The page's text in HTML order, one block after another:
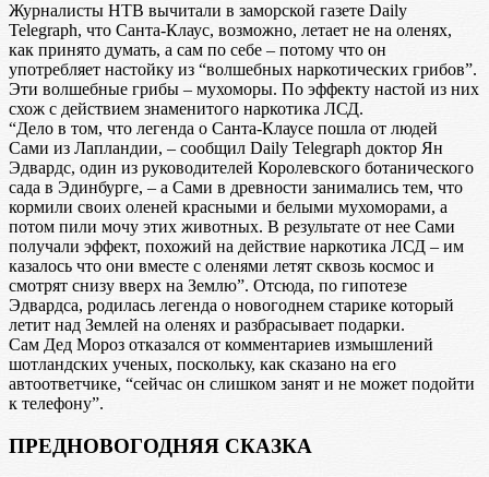
Журналисты НТВ вычитали в заморской газете Daily
Telegraph, что Санта-Клаус, возможно, летает не на оленях,
как принято думать, а сам по себе – потому что он
употребляет настойку из “волшебных наркотических грибов”.
Эти волшебные грибы – мухоморы. По эффекту настой из них
схож с действием знаменитого наркотика ЛСД.
“Дело в том, что легенда о Санта-Клаусе пошла от людей
Сами из Лапландии, – сообщил Daily Telegraph доктор Ян
Эдвардс, один из руководителей Королевского ботанического
сада в Эдинбурге, – а Сами в древности занимались тем, что
кормили своих оленей красными и белыми мухоморами, а
потом пили мочу этих животных. В результате от нее Сами
получали эффект, похожий на действие наркотика ЛСД – им
казалось что они вместе с оленями летят сквозь космос и
смотрят снизу вверх на Землю”. Отсюда, по гипотезе
Эдвардса, родилась легенда о новогоднем старике который
летит над Землей на оленях и разбрасывает подарки.
Сам Дед Мороз отказался от комментариев измышлений
шотландских ученых, поскольку, как сказано на его
автоответчике, “сейчас он слишком занят и не может подойти
к телефону”.
ПРЕДНОВОГОДНЯЯ СКАЗКА